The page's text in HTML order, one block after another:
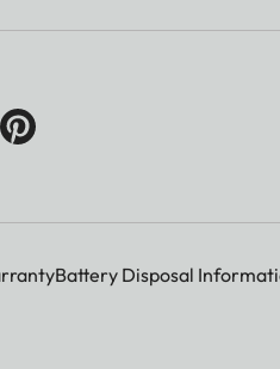
Battery Disposal